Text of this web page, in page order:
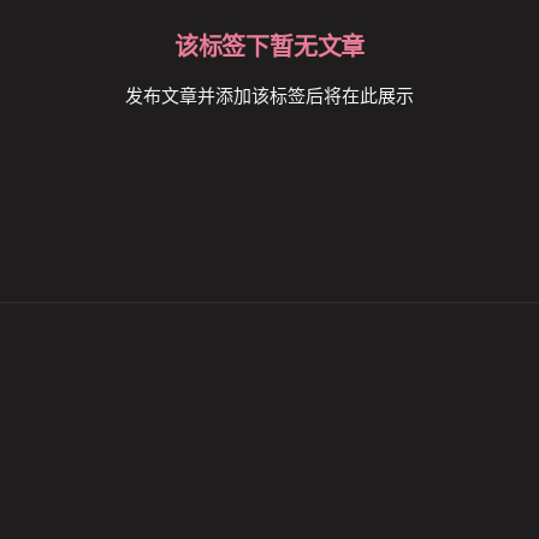
该标签下暂无文章
发布文章并添加该标签后将在此展示